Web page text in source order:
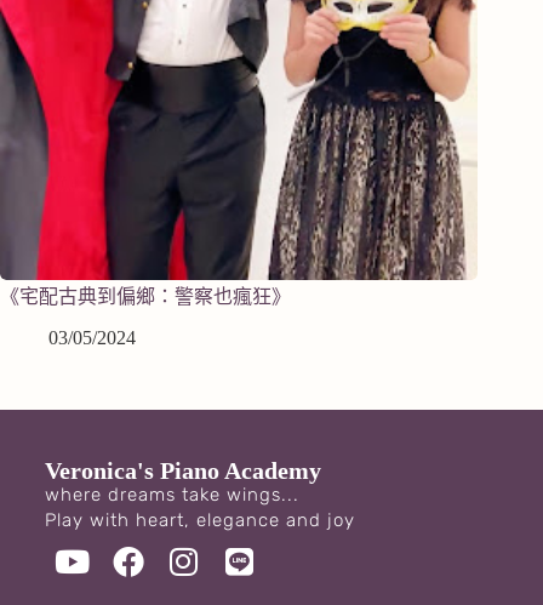
《宅配古典到偏鄉：警察也瘋狂》
03/05/2024
Veronica's Piano Academy
where dreams take wings...
Play with heart, elegance and joy